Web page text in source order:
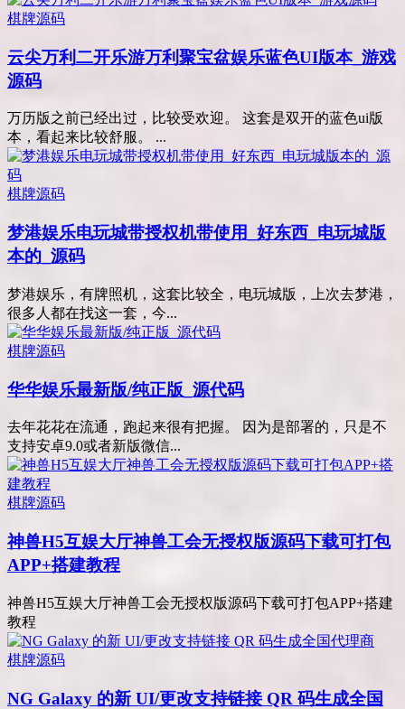
棋牌源码
云尖万利二开乐游万利聚宝盆娱乐蓝色UI版本_游戏
源码
万历版之前已经出过，比较受欢迎。 这套是双开的蓝色ui版
本，看起来比较舒服。 ...
棋牌源码
梦港娱乐电玩城带授权机带使用_好东西_电玩城版
本的_源码
梦港娱乐，有牌照机，这套比较全，电玩城版，上次去梦港，
很多人都在找这一套，今...
棋牌源码
华华娱乐最新版/纯正版_源代码
去年花花在流通，跑起来很有把握。 因为是部署的，只是不
支持安卓9.0或者新版微信...
棋牌源码
神兽H5互娱大厅神兽工会无授权版源码下载可打包
APP+搭建教程
神兽H5互娱大厅神兽工会无授权版源码下载可打包APP+搭建
教程
棋牌源码
NG Galaxy 的新 UI/更改支持链接 QR 码生成全国